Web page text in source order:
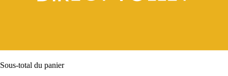
Sous-total du panier